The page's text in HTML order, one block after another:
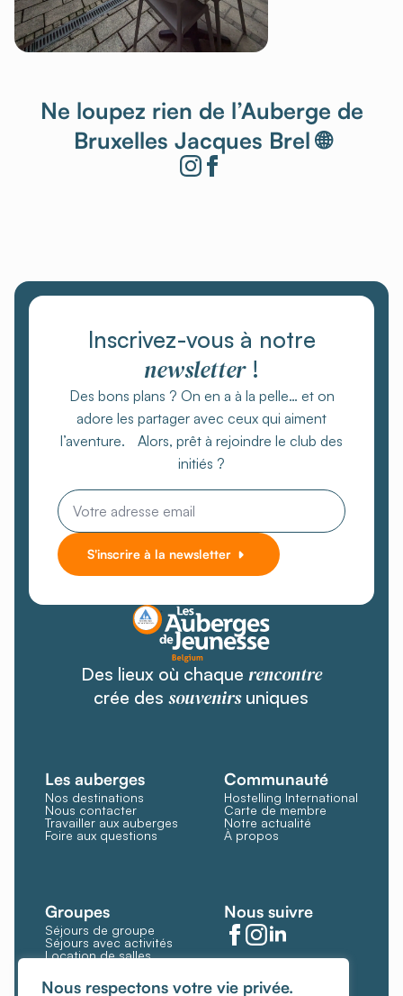
Ne loupez rien de l’Auberge de
Bruxelles Jacques Brel 🌐
Inscrivez-vous à notre
newsletter!
Des bons plans ? On en a à la pelle… et on
adore les partager avec ceux qui aiment
l’aventure. Alors, prêt à rejoindre le club des
initiés ?
Email
S'inscrire à la newsletter
Des lieux où chaque rencontre
crée dessouvenirsuniques
Les auberges
Nos destinations
Nous contacter
Travailler aux auberges
Foire aux questions
Communauté
Hostelling International
Carte de membre
Notre actualité
À propos
Groupes
Séjours de groupe
Séjours avec activités
Location de salles
Nous suivre
Gérer les cookies
Nous respectons votre vie privée.